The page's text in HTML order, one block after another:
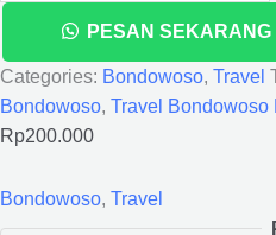
PESAN SEKARANG
Categories: Bondowoso, Travel
Bondowoso, Travel Bondowoso
Rp200.000
Bondowoso, Travel